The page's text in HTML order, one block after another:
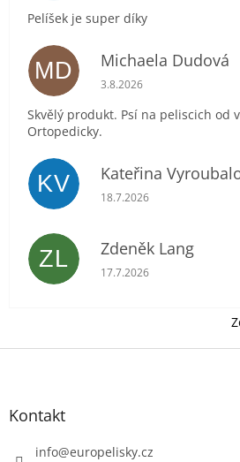
Pelíšek je super díky
MD Michaela Dudová
Hodnocení obchodu je
3.8.2026
Skvělý produkt. Psí na peliscich od
Ortopedicky.
KV Kateřina
Hodnocení obchodu je
18.7.2026
ZL Zdeněk Lang
Hodnocení obchodu je
17.7.2026
Z
Kontakt
info@europelisky.cz